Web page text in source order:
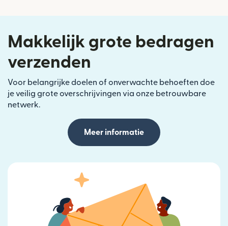
Makkelijk grote bedragen
verzenden
Voor belangrijke doelen of onverwachte behoeften doe
je veilig grote overschrijvingen via onze betrouwbare
netwerk.
Meer informatie